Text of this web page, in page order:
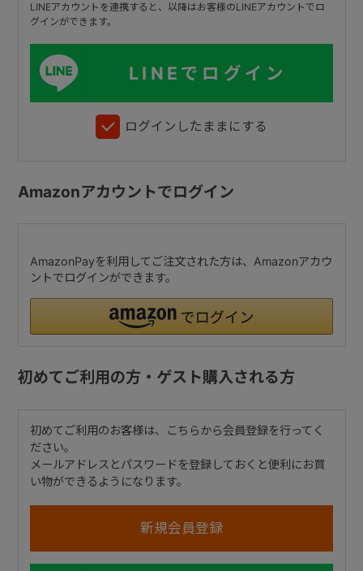
LINEアカウントを連携すると、以降はお客様のLINEアカウントでロ
グインができます。
LINEでログイン
ログインしたままにする
Amazonアカウントでログイン
AmazonPayを利用してご注文された方は、Amazonアカウ
ントでログインができます。
初めてご利用の方・ゲスト購入される方
初めてご利用のお客様は、こちらから会員登録を行ってく
ださい。
メールアドレスとパスワードを登録しておくと便利にお買
い物ができるようになります。